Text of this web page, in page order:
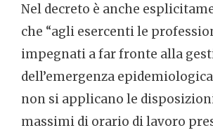
Nel decreto è anche
che “agli esercenti le
impegnati a far fronte alla
dell’emergenza epidemiologica
non si applicano le
massimi di orario di lavoro